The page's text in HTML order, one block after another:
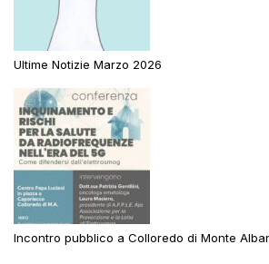
Ultime Notizie Marzo 2026
Incontro pubblico a Colloredo di Monte